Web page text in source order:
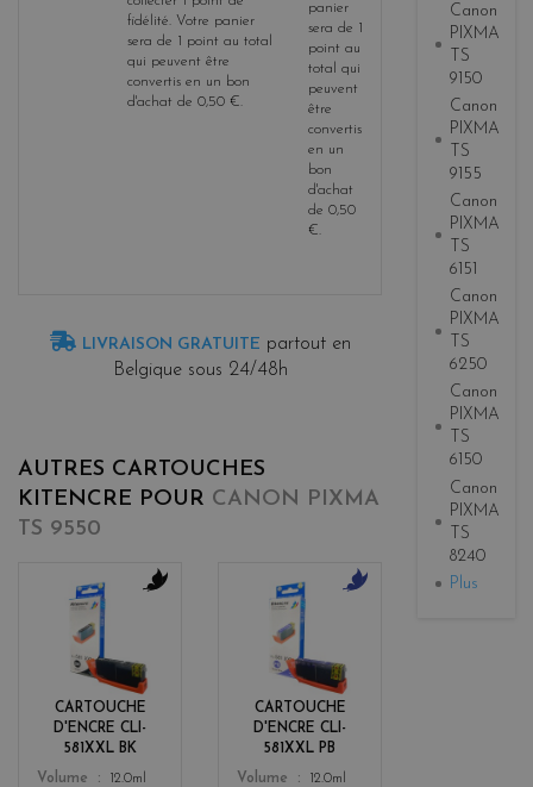
fidélité. Votre panier
sera de 1 point au total
qui peuvent être
convertis en un bon
d'achat de 0,50 €.
panier
sera de 1
point au
total qui
peuvent
être
convertis
en un
bon
d'achat
de 0,50
€.
LIVRAISON GRATUITE partout en
Belgique sous 24/48h
AUTRES CARTOUCHES
KITENCRE POUR CANON PIXMA
TS 9550
CARTOUCHE
D'ENCRE CLI-
581XXL BK
Color
c
k
Volume
12.0ml
CARTOUCHE
D'ENCRE CLI-
581XXL PB
Color
e
Volume
12.0ml
Canon
PIXMA
TS
9150
Canon
PIXMA
TS
9155
Canon
PIXMA
TS
6151
Canon
PIXMA
TS
6250
Canon
PIXMA
TS
6150
Canon
PIXMA
TS
8240
Plus